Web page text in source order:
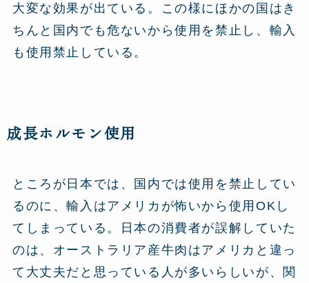
大変な効果が出ている。この様にほかの国はき
ちんと国内でも危ないから使用を禁止し、輸入
も使用禁止している。
成長ホルモン使用
ところが日本では、国内では使用を禁止してい
るのに、輸入はアメリカが怖いから使用OKし
てしまっている。日本の消費者が誤解していた
のは、オーストラリア産牛肉はアメリカと違っ
て大丈夫だと思っている人が多いらしいが、関